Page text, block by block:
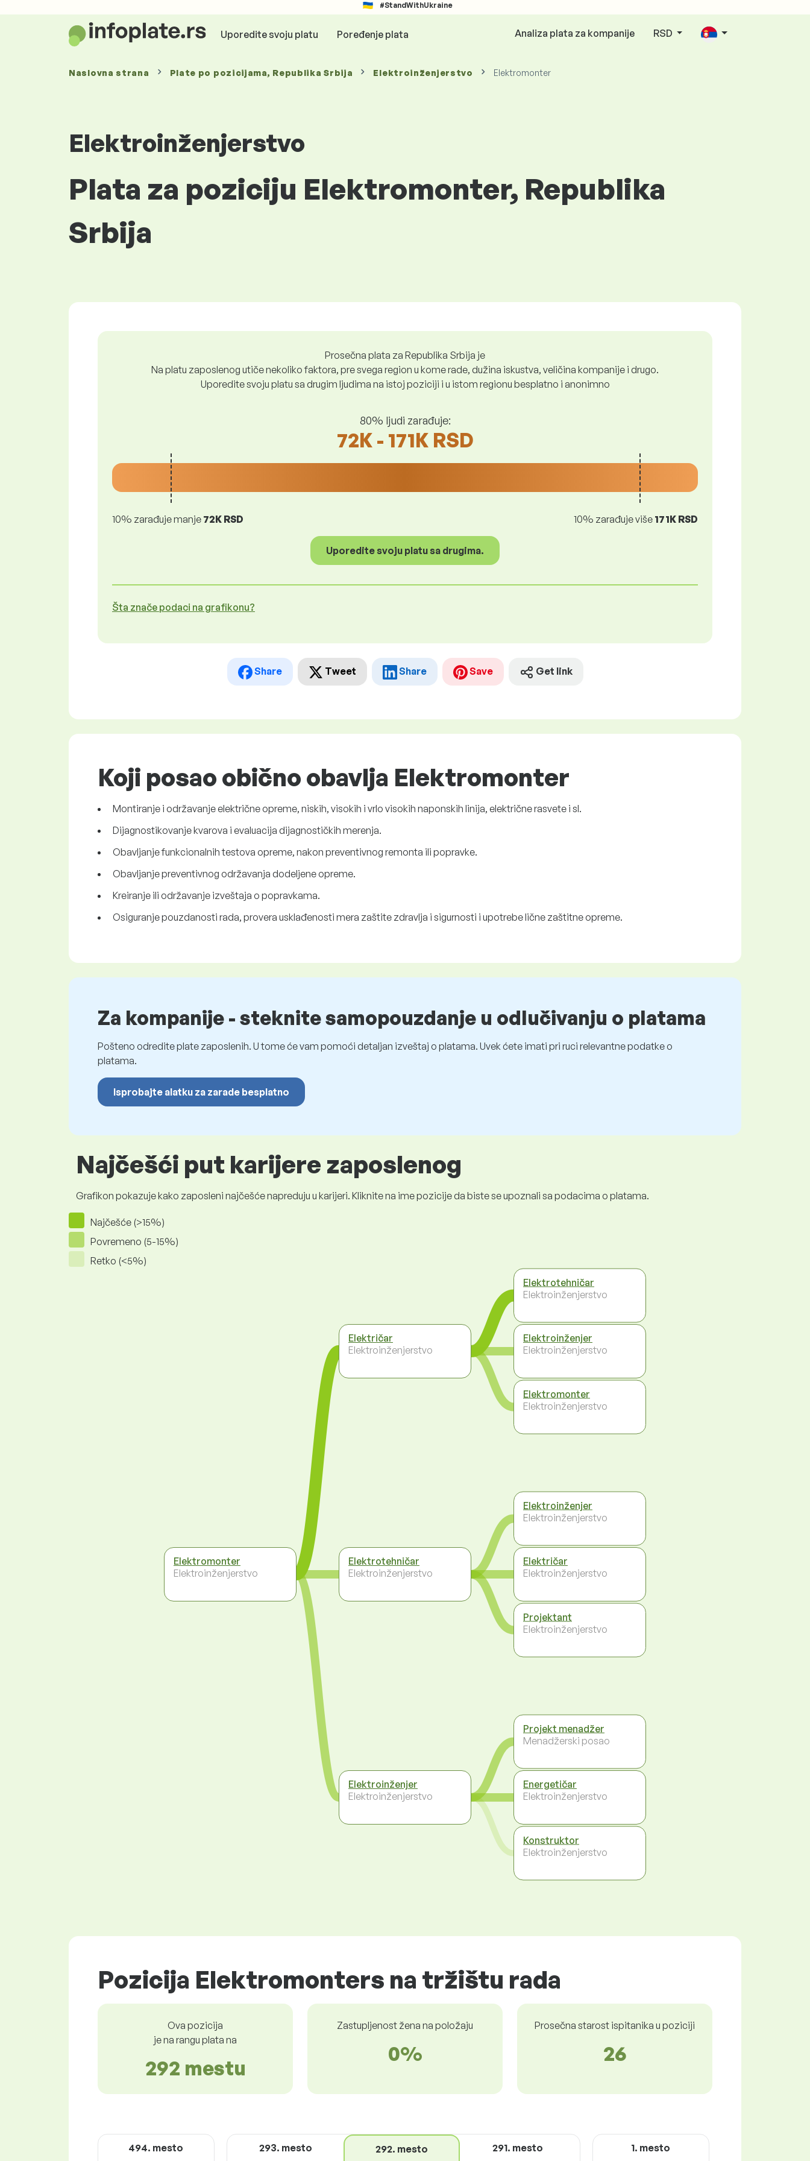
#StandWithUkraine
Uporedite svoju platu Poređenje plata Analiza plata za kompanije RSD
Naslovna strana Plate po pozicijama, Republika Srbija Elektroinženjerstvo Elektromonter
Elektroinženjerstvo
Plata za poziciju Elektromonter, Republika
Srbija
Prosečna plata za Republika Srbija je
Na platu zaposlenog utiče nekoliko faktora, pre svega region u kome rade, dužina iskustva, veličina kompanije i drugo.
Uporedite svoju platu sa drugim ljudima na istoj poziciji i u istom regionu besplatno i anonimno
80% ljudi zarađuje:
72K - 171K RSD
10% zarađuje manje 72K RSD 10% zarađuje više 171K RSD
Uporedite svoju platu sa drugima.
Šta znače podaci na grafikonu?
Share Tweet Share Save Get link
Koji posao obično obavlja Elektromonter
Montiranje i održavanje električne opreme, niskih, visokih i vrlo visokih naponskih linija, električne rasvete i sl.
Dijagnostikovanje kvarova i evaluacija dijagnostičkih merenja.
Obavljanje funkcionalnih testova opreme, nakon preventivnog remonta ili popravke.
Obavljanje preventivnog održavanja dodeljene opreme.
Kreiranje ili održavanje izveštaja o popravkama.
Osiguranje pouzdanosti rada, provera usklađenosti mera zaštite zdravlja i sigurnosti i upotrebe lične zaštitne opreme.
Za kompanije - steknite samopouzdanje u odlučivanju o platama
Pošteno odredite plate zaposlenih. U tome će vam pomoći detaljan izveštaj o platama. Uvek ćete imati pri ruci relevantne podatke o
platama.
Isprobajte alatku za zarade besplatno
Najčešći put karijere zaposlenog
Grafikon pokazuje kako zaposleni najčešće napreduju u karijeri. Kliknite na ime pozicije da biste se upoznali sa podacima o platama.
Najčešće (>15%)
Povremeno (5-15%)
Retko (<5%)
Elektromonter
Elektroinženjerstvo
Električar
Elektroinženjerstvo
Elektrotehničar
Elektroinženjerstvo
Elektroinženjer
Elektroinženjerstvo
Elektrotehničar
Elektroinženjerstvo
Elektroinženjer
Elektroinženjerstvo
Elektromonter
Elektroinženjerstvo
Elektroinženjer
Elektroinženjerstvo
Električar
Elektroinženjerstvo
Projektant
Elektroinženjerstvo
Projekt menadžer
Menadžerski posao
Energetičar
Elektroinženjerstvo
Konstruktor
Elektroinženjerstvo
Pozicija Elektromonters na tržištu rada
Ova pozicija
je na rangu plata na
292 mestu
Zastupljenost žena na položaju
0%
Prosečna starost ispitanika u poziciji
26
494. mesto 293. mesto 292. mesto 291. mesto 1. mesto